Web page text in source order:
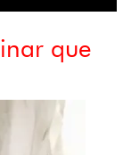
que